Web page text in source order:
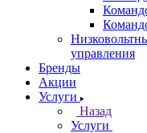
управления
Бренды
Акции
Услуги
Назад
Услуги